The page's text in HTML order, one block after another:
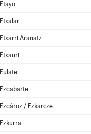
Etayo
Etxalar
Etxarri Aranatz
Etxauri
Eulate
Ezcabarte
Ezcároz / Ezkaroze
Ezkurra